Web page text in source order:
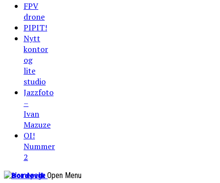
FPV
drone
PIPIT!
Nytt
kontor
og
lite
studio
Jazzfoto
–
Ivan
Mazuze
OI!
Nummer
2
Bordevik Open Menu